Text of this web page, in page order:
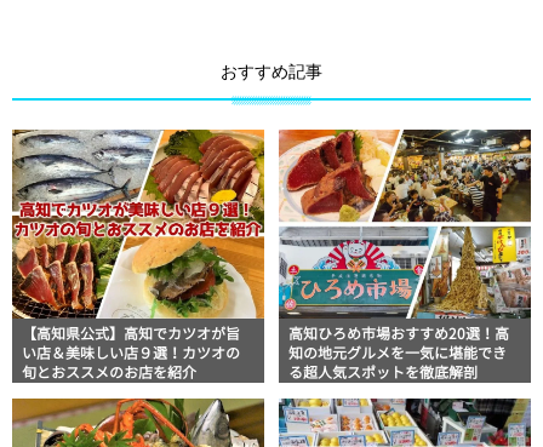
おすすめ記事
【高知県公式】高知でカツオが旨
い店＆美味しい店９選！カツオの
旬とおススメのお店を紹介
高知ひろめ市場おすすめ20選！高
知の地元グルメを一気に堪能でき
る超人気スポットを徹底解剖